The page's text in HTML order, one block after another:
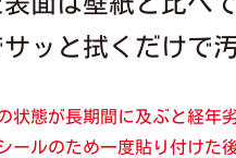
ッと拭くだけで
状態が長期間に及ぶと経年
ルのため一度貼り付けた